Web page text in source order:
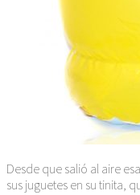
Desde que salió al aire
sus juguetes en su tinita,